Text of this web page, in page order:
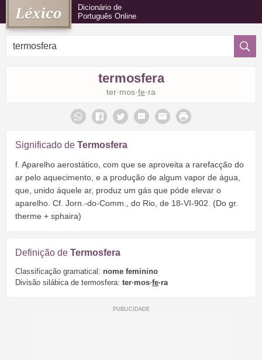
Dicionário de
Português Online
termosfera
ter·mos·fe·ra
Significado de Termosfera
f. Aparelho aerostático, com que se aproveita a rarefacção do
ar pelo aquecimento, e a produção de algum vapor de água,
que, unido áquele ar, produz um gás que póde elevar o
aparelho. Cf. Jorn.-do-Comm., do Rio, de 18-VI-902. (Do gr.
therme + sphaira)
Definição de Termosfera
Classificação gramatical: nome feminino
Divisão silábica de termosfera: ter·mos·fe·ra